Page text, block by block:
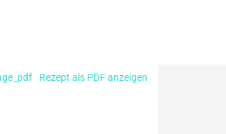
Rezept als PDF anzeigen